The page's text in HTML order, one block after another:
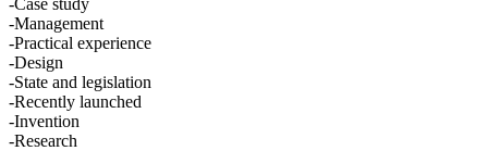
-Management
-Practical experience
-Design
-State and legislation
-Recently launched
-Invention
-Research